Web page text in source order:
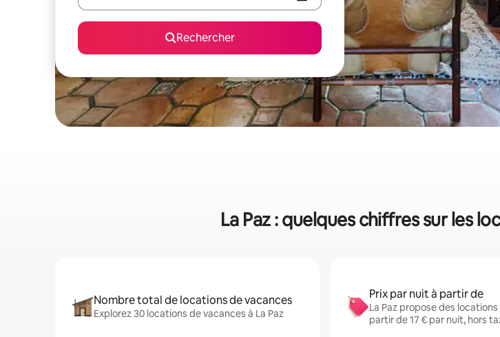
Rechercher
La Paz : quelques chiffres sur les
Nombre total de locations de vacances
Explorez 30 locations de vacances à La Paz
Prix par nuit à partir de
La Paz propose des
partir de 17 € par nuit, hors